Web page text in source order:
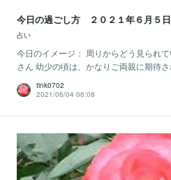
今日の過ごし方 ２０２１年６月５日
占い
今日のイメージ： 周りからどう見られ
さん 幼少の頃は、かなりご両親に期待
tink0702
2021/06/04 06:08